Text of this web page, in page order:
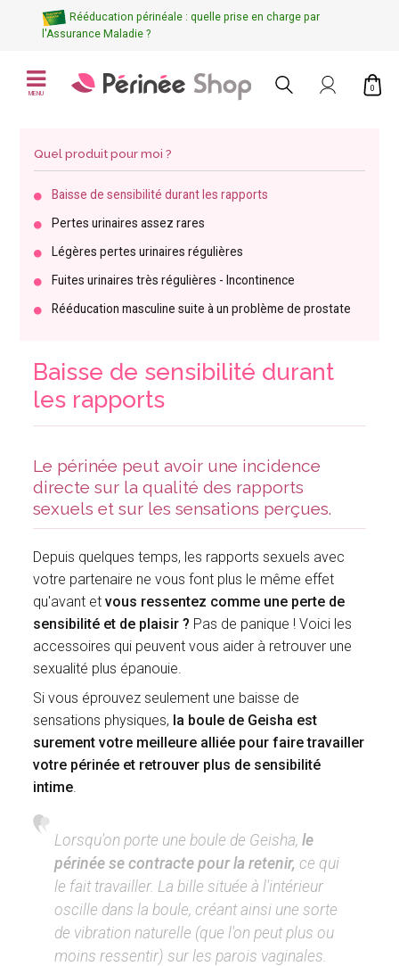
Rééducation périnéale : quelle prise en charge par
l'Assurance Maladie ?
MENU
0
Baisse de sensibilité durant
les rapports
Le périnée peut avoir une incidence
directe sur la qualité des rapports
sexuels et sur les sensations perçues.
Depuis quelques temps, les rapports sexuels avec
votre partenaire ne vous font plus le même effet
qu'avant etvous ressentez comme une perte de
sensibilité et de plaisir ? Pas de panique ! Voici les
accessoires qui peuvent vous aider à retrouver une
sexualité plus épanouie.
Si vous éprouvez seulement une baisse de
sensations physiques, la boule de Geisha est
surement votre meilleure alliée pour faire travailler
votre périnée et retrouver plus de sensibilité
intime.
Lorsqu'on porte une boule de Geisha,le
périnée se contracte pour la retenir, ce qui
le fait travailler. La bille située à l'intérieur
oscille dans la boule, créant ainsi une sorte
de vibration naturelle (que l'on peut plus ou
moins ressentir) sur les parois vaginales.
Quel produit pour moi ?
Baisse de sensibilité durant les rapports
Pertes urinaires assez rares
Légères pertes urinaires régulières
Fuites urinaires très régulières - Incontinence
Rééducation masculine suite à un problème de prostate